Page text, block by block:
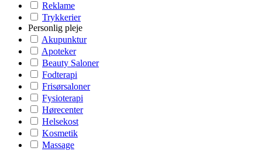
Reklame
Trykkerier
Personlig pleje
Akupunktur
Apoteker
Beauty Saloner
Fodterapi
Frisørsaloner
Fysioterapi
Hørecenter
Helsekost
Kosmetik
Massage